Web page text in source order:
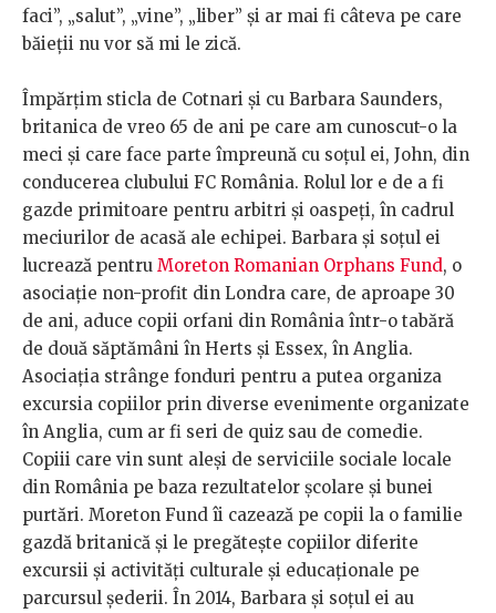
faci”, „salut”, „vine”, „liber” și ar mai fi câteva pe care
băieții nu vor să mi le zică.
Împărțim sticla de Cotnari și cu Barbara Saunders,
britanica de vreo 65 de ani pe care am cunoscut-o la
meci și care face parte împreună cu soțul ei, John, din
conducerea clubului FC România. Rolul lor e de a fi
gazde primitoare pentru arbitri și oaspeți, în cadrul
meciurilor de acasă ale echipei. Barbara și soțul ei
lucrează pentru Moreton Romanian Orphans Fund, o
asociație non-profit din Londra care, de aproape 30
de ani, aduce copii orfani din România într-o tabără
de două săptămâni în Herts și Essex, în Anglia.
Asociația strânge fonduri pentru a putea organiza
excursia copiilor prin diverse evenimente organizate
în Anglia, cum ar fi seri de quiz sau de comedie.
Copiii care vin sunt aleși de serviciile sociale locale
din România pe baza rezultatelor școlare și bunei
purtări. Moreton Fund îi cazează pe copii la o familie
gazdă britanică și le pregătește copiilor diferite
excursii și activități culturale și educaționale pe
parcursul șederii. În 2014, Barbara și soțul ei au